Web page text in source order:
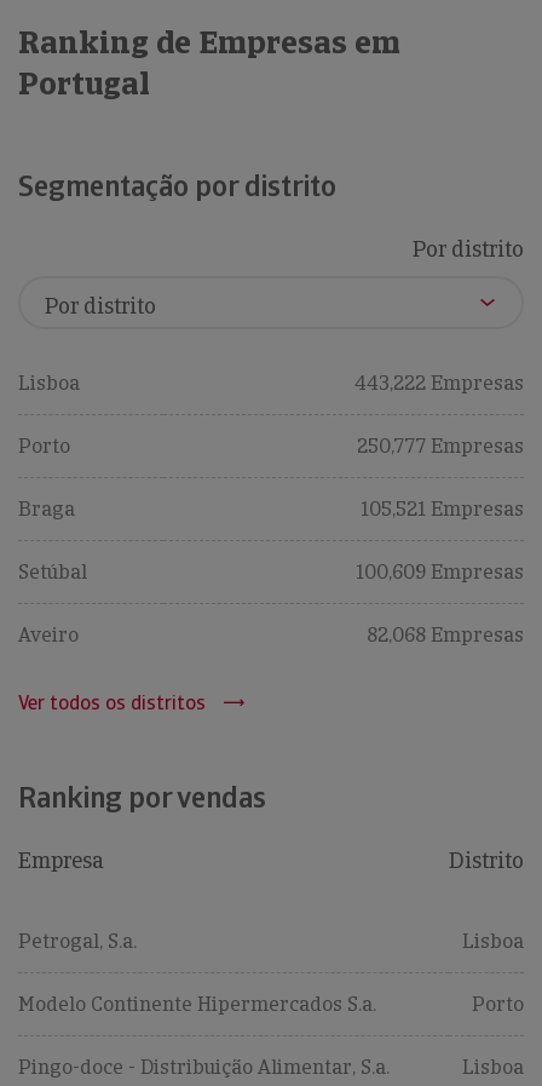
Ranking de Empresas em
Portugal
Segmentação por distrito
Por distrito
Lisboa 443,222 Empresas
Porto 250,777 Empresas
Braga 105,521 Empresas
Setúbal 100,609 Empresas
Aveiro 82,068 Empresas
Ver todos os distritos
Ranking por vendas
Empresa Distrito
Petrogal, S.a. Lisboa
Modelo Continente Hipermercados S.a. Porto
Pingo-doce - Distribuição Alimentar, S.a. Lisboa